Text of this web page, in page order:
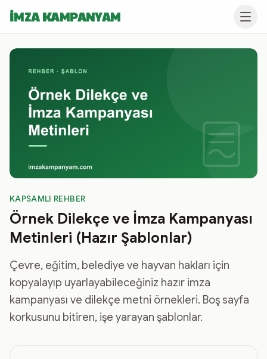
İMZA KAMPANYAM
KAPSAMLI REHBER
Örnek Dilekçe ve İmza Kampanyası
Metinleri (Hazır Şablonlar)
Çevre, eğitim, belediye ve hayvan hakları için
kopyalayıp uyarlayabileceğiniz hazır imza
kampanyası ve dilekçe metni örnekleri. Boş sayfa
korkusunu bitiren, işe yarayan şablonlar.